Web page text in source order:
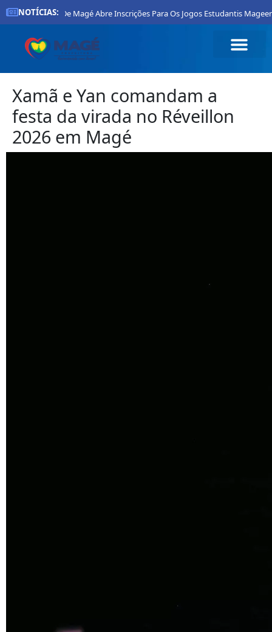
NOTÍCIAS:
Prefeitura De Magé Abre Inscrições Para Os Jogos Estudantis Mageenses
Xamã e Yan comandam a
festa da virada no Réveillon
2026 em Magé